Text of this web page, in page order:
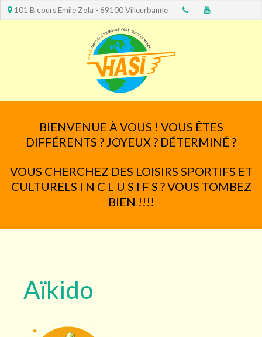
101 B cours Émile Zola - 69100 Villeurbanne
BIENVENUE À VOUS ! VOUS ÊTES
DIFFÉRENTS ? JOYEUX ? DÉTERMINÉ ?
VOUS CHERCHEZ DES LOISIRS SPORTIFS ET
CULTURELS I N C L U S I F S ? VOUS TOMBEZ
BIEN !!!!
Aïkido